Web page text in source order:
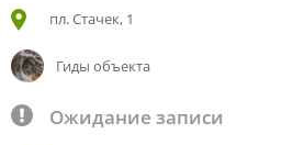
пл. Стачек, 1
Гиды объекта
Ожидание записи